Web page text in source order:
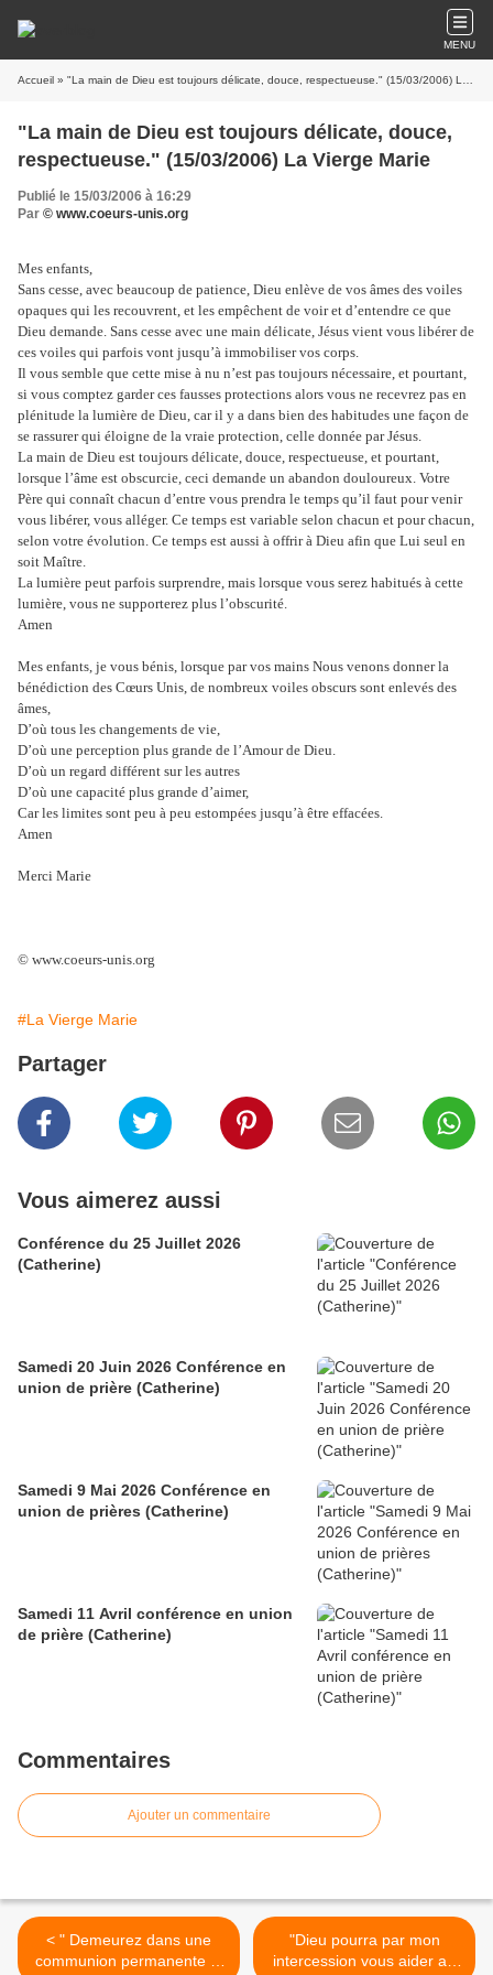
MENU
Accueil » "La main de Dieu est toujours délicate, douce, respectueuse." (15/03/2006) La Vierge Marie
"La main de Dieu est toujours délicate, douce,
respectueuse." (15/03/2006) La Vierge Marie
Publié le 15/03/2006 à 16:29
Par © www.coeurs-unis.org
Mes enfants,
Sans cesse, avec beaucoup de patience, Dieu enlève de vos âmes des voiles
opaques qui les recouvrent, et les empêchent de voir et d’entendre ce que
Dieu demande. Sans cesse avec une main délicate, Jésus vient vous libérer de
ces voiles qui parfois vont jusqu’à immobiliser vos corps.
Il vous semble que cette mise à nu n’est pas toujours nécessaire, et pourtant,
si vous comptez garder ces fausses protections alors vous ne recevrez pas en
plénitude la lumière de Dieu, car il y a dans bien des habitudes une façon de
se rassurer qui éloigne de la vraie protection, celle donnée par Jésus.
La main de Dieu est toujours délicate, douce, respectueuse, et pourtant,
lorsque l’âme est obscurcie, ceci demande un abandon douloureux. Votre
Père qui connaît chacun d’entre vous prendra le temps qu’il faut pour venir
vous libérer, vous alléger. Ce temps est variable selon chacun et pour chacun,
selon votre évolution. Ce temps est aussi à offrir à Dieu afin que Lui seul en
soit Maître.
La lumière peut parfois surprendre, mais lorsque vous serez habitués à cette
lumière, vous ne supporterez plus l’obscurité.
Amen
Mes enfants, je vous bénis, lorsque par vos mains Nous venons donner la
bénédiction des Cœurs Unis, de nombreux voiles obscurs sont enlevés des
âmes,
D’où tous les changements de vie,
D’où une perception plus grande de l’Amour de Dieu.
D’où un regard différent sur les autres
D’où une capacité plus grande d’aimer,
Car les limites sont peu à peu estompées jusqu’à être effacées.
Amen
Merci Marie
© www.coeurs-unis.org
#La Vierge Marie
Partager
Vous aimerez aussi
Conférence du 25 Juillet 2026
(Catherine)
Samedi 20 Juin 2026 Conférence en
union de prière (Catherine)
Samedi 9 Mai 2026 Conférence en
union de prières (Catherine)
Samedi 11 Avril conférence en union
de prière (Catherine)
Commentaires
Ajouter un commentaire
< " Demeurez dans une
communion permanente et
"Dieu pourra par mon
intercession vous aider au